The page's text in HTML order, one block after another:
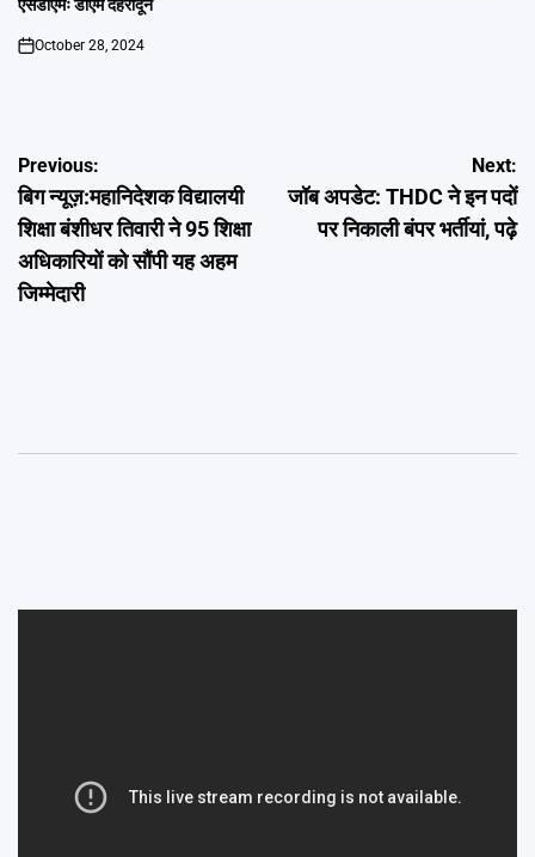
एसडीएमः डीएम देहरादून
on
October 28, 2024
Post
navigation
Previous:
बिग न्यूज़:महानिदेशक विद्यालयी
शिक्षा बंशीधर तिवारी ने 95 शिक्षा
अधिकारियों को सौंपी यह अहम
जिम्मेदारी
Next:
जॉब अपडेट: THDC ने इन पदों
पर निकाली बंपर भर्तीयां, पढ़े